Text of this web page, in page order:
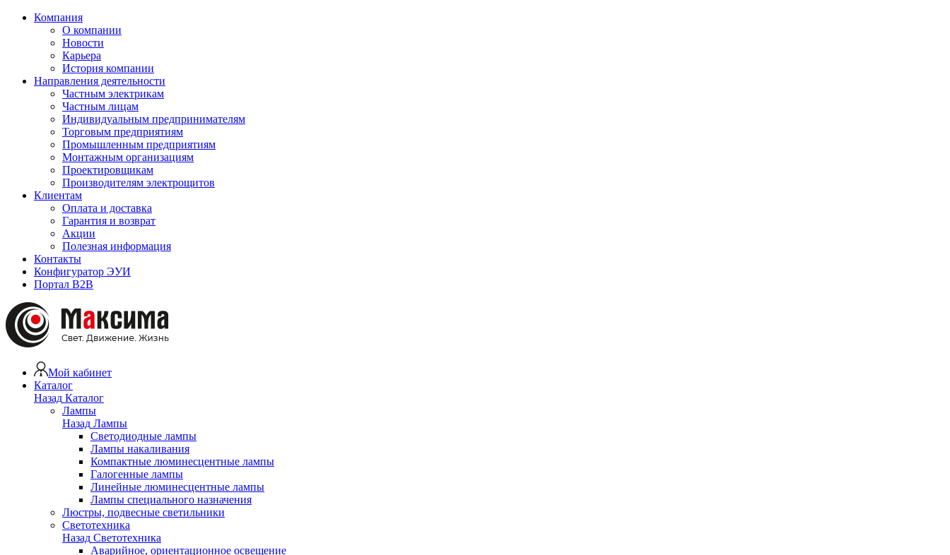
Компания
О компании
Новости
Карьера
История компании
Направления деятельности
Частным электрикам
Частным лицам
Индивидуальным предпринимателям
Торговым предприятиям
Промышленным предприятиям
Монтажным организациям
Проектировщикам
Производителям электрощитов
Клиентам
Оплата и доставка
Гарантия и возврат
Акции
Полезная информация
Контакты
Конфигуратор ЭУИ
Портал B2B
Мой кабинет
Каталог
Назад Каталог
Лампы
Назад Лампы
Светодиодные лампы
Лампы накаливания
Компактные люминесцентные лампы
Галогенные лампы
Линейные люминесцентные лампы
Лампы специального назначения
Люстры, подвесные светильники
Светотехника
Назад Светотехника
Аварийное, ориентационное освещение